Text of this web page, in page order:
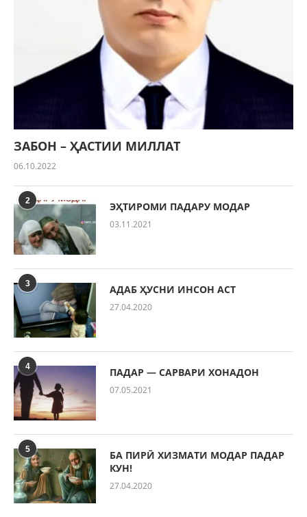
ЗАБОН – ҲАСТИИ МИЛЛАТ
06.10.2022
2 ЭҲТИРОМИ ПАДАРУ МОДАР
03.11.2021
3 АДАБ ҲУСНИ ИНСОН АСТ
27.04.2020
4 ПАДАР — САРВАРИ ХОНАДОН
07.05.2021
5
БА ПИРӢ ХИЗМАТИ МОДАР ПАДАР
КУН!
27.04.2020